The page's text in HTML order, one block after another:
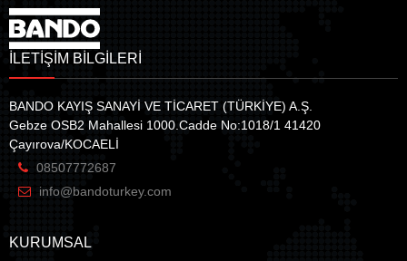
İLETİŞİM BİLGİLERİ
BANDO KAYIŞ SANAYİ VE TİCARET (TÜRKİYE) A.Ş.
Gebze OSB2 Mahallesi 1000.Cadde No:1018/1 41420
Çayırova/KOCAELİ
08507772687
info@bandoturkey.com
KURUMSAL